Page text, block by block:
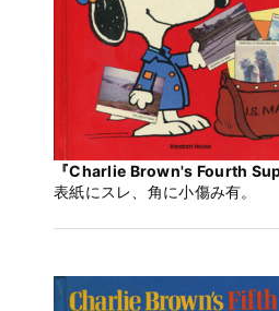
『Charlie Brown's Fourth
表紙にスレ、角に小傷み有。